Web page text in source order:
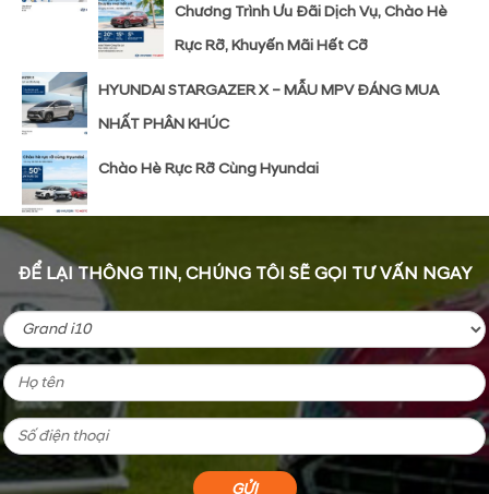
Chương Trình Ưu Đãi Dịch Vụ, Chào Hè
Rực Rỡ, Khuyến Mãi Hết Cỡ
HYUNDAI STARGAZER X – MẪU MPV ĐÁNG MUA
NHẤT PHÂN KHÚC
Chào Hè Rực Rỡ Cùng Hyundai
ĐỂ LẠI THÔNG TIN, CHÚNG TÔI SẼ GỌI TƯ VẤN NGAY